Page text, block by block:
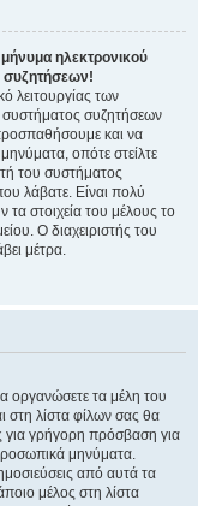
ηλεκτρονικού
συζητήσεων!
λειτουργίας των
συζητήσεων
και να
οπότε στείλτε
του συστήματος
λάβατε. Είναι πολύ
στοιχεία του μέλους το
Ο διαχειριστής του
μέτρα.
οργανώσετε τα μέλη του
στη λίστα φίλων σας θα
για γρήγορη πρόσβαση για
μηνύματα.
από αυτά τα
μέλος στη λίστα